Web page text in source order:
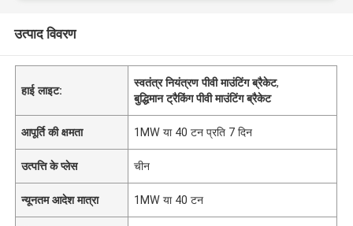
उत्पाद विवरण
हाई लाइट:
स्वतंत्र नियंत्रण पीवी माउंटिंग ब्रैकेट,
बुद्धिमान ट्रैकिंग पीवी माउंटिंग ब्रैकेट
आपूर्ति की क्षमता 1MW या 40 टन प्रति 7 दिन
उत्पत्ति के प्लेस चीन
न्यूनतम आदेश मात्रा 1MW या 40 टन